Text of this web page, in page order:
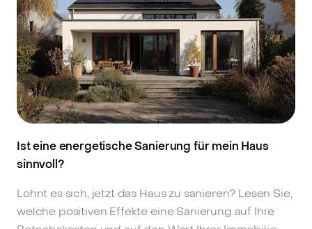
Ist eine energetische Sanierung für mein Haus
sinnvoll?
Lohnt es sich, jetzt das Haus zu sanieren? Lesen Sie,
welche positiven Effekte eine Sanierung auf Ihre